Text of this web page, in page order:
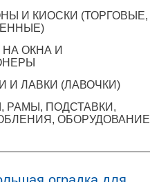
И КИОСКИ (ТОРГОВЫЕ,
НА ОКНА И
И ЛАВКИ (ЛАВОЧКИ)
РАМЫ, ПОДСТАВКИ,
ОБОРУДОВАНИЕ